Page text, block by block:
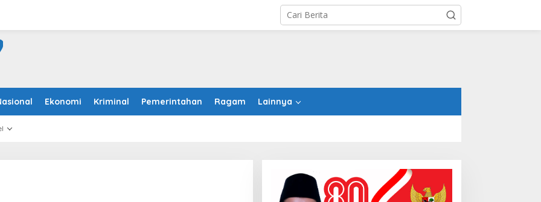
Ekonomi Kriminal Pemerintahan Ragam Lainnya